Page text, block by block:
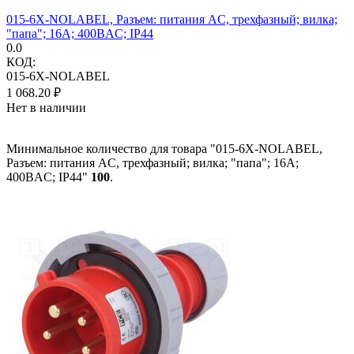
015-6X-NOLABEL, Разъем: питания AC, трехфазный; вилка;
"папа"; 16А; 400ВAC; IP44
0.0
КОД:
015-6X-NOLABEL
1 068.20 ₽
Нет в наличии
Минимальное количество для товара "015-6X-NOLABEL,
Разъем: питания AC, трехфазный; вилка; "папа"; 16А;
400ВAC; IP44" 100.